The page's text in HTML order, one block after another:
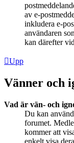
av e-
inkludera e-
användaren
kan därefter
Upp
Vänner och
Vad är vän- och
Du kan
forumet.
kommer att